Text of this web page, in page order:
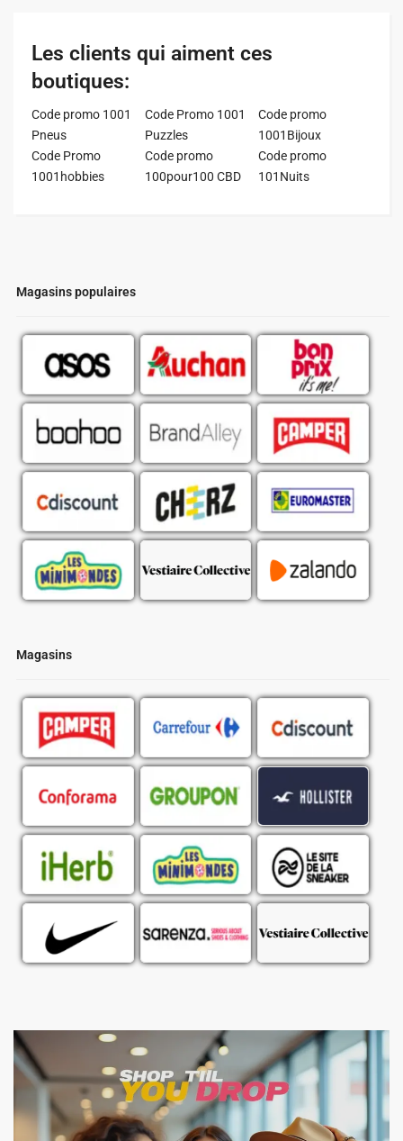
Magasins populaires
Magasins
Les clients qui aiment ces
boutiques:
Code promo 1001
Pneus
Code Promo 1001
Puzzles
Code promo
1001Bijoux
Code Promo
1001hobbies
Code promo
100pour100 CBD
Code promo
101Nuits